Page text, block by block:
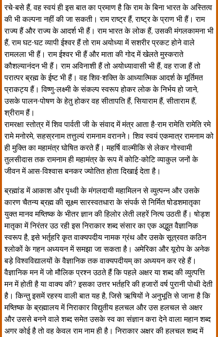
रचे-बसे हैं, वह स्वयं ही इस बात का प्रमाण है कि राम के बिना भारत के अस्तित्व
की भी कल्पना नहीं की जा सकती। राम राष्ट्र हैं, राष्ट्र के प्राण भी हैं। राम
राज्य हैं और राज्य के आदर्श भी हैं। राम भारत के लोक हैं, उसकी मंगलकामना भी
हैं, राम घट-घट व्यापी ईश्वर हैं तो राम अयोध्या में सशरीर प्रकट होने वाले
रामलला भी हैं। राम ईश्वर भी हैं और माता की गोद में खेलते मुस्कराते
कौशल्यानंदन भी हैं। राम अविनाशी हैं तो अयोध्यावासी भी हैं, वह राजा हैं तो
परात्पर ब्रह्म के ईष्ट भी हैं। वह शिव-शक्ति के आध्यात्मिक आदर्श के मूर्तिमत
प्राकट्य हैं। विष्णु-लक्ष्मी के संकल्प स्वरूप होकर लोक के निर्भय हो जाने,
उसके पालन-पोषण के हेतु होकर वह सीतापति हैं, सियाराम हैं, सीताराम हैं,
श्रीराम हैं।
रामरक्षा स्तोत्र में शिव पार्वती जी के संवाद में मंत्र आता है-राम रामेति रामेति रमे
रामे मनोरमे, सहस्रनाम तत्तुल्यं रामनाम वरानने। शिव स्वयं एकमात्र रामनाम को
ही मुक्ति का महामंत्र घोषित करते हैं। महर्षि वाल्मीकि से लेकर गोस्वामी
तुलसीदास तक रामनाम ही महामंत्र के रूप में कोटि-कोटि व्याकुल जनों के
जीवन में आस-विश्वास बनकर ज्योतित होता दिखाई देता है।
ब्रह्मांड में आकाश और पृथ्वी के मंगलदायी महामिलन से व्युत्पन्न और उसके
कारण चैतन्य ब्रह्म की सूक्ष्म सारस्वतधारा के संपर्क से निर्मित षोडशमातृका
युक्त मानव मष्तिष्क के भीतर ज्ञान की हिलोर लेती लहरें नित्य उठती हैं। षोड्श
मातृका में निरंतर उठ रही इस निराकार शब्द संसार का एक अद्भुत वैज्ञानिक
स्वरूप है, इसे भर्तृहरि कृत वाक्यपदीय नामक ग्रंथ और उसके सूत्रवत कठिन
श्लोकों के गहन अध्ययन में समझा जा सकता है। अमेरिका और यूरोप के अनेक
बड़े विश्वविद्यालयों के वैज्ञानिक तक वाक्यपदीयम् का अध्ययन कर रहे हैं।
वैज्ञानिक मन में जो मौलिक प्रश्न उठते हैं कि पहले अक्षर या शब्द की व्युत्पत्ति
मन में होती है या वाक्य की? इसका उत्तर भर्तहरि की हजारों वर्ष पुरानी पोथी देती
है। किन्तु इसमें रहस्य वाली बात यह है, जिसे ऋषियों ने अनुभूति से जाना है कि
मष्तिष्क के ब्रह्मालय में निराकार विद्युतीय हलचल और उस हलचल से अक्षर
और उससे बनने वाले शब्द समेत उसके स्व का संज्ञान करा देने वाला महान शब्द
अगर कोई है तो वह केवल राम नाम ही है। निराकार अक्षर की हलचल शब्द में